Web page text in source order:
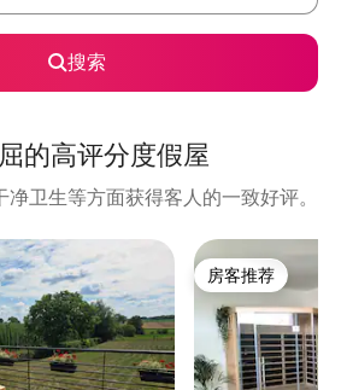
搜索
的高评分度假屋
卫生等方面获得客人的一致好评。
房客推荐
房客推荐